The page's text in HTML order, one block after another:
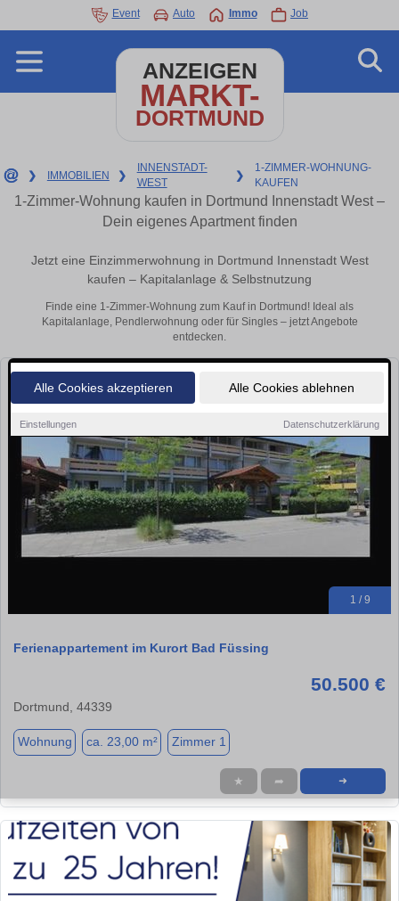
Alle Cookies akzeptieren Alle Cookies ablehnen
Einstellungen Datenschutzerklärung
Event Auto Immo Job
ANZEIGEN
MARKT-
DORTMUND
❯ IMMOBILIEN ❯
INNENSTADT-
WEST
❯
1-ZIMMER-WOHNUNG-
KAUFEN
1-Zimmer-Wohnung kaufen in Dortmund Innenstadt West –
Dein eigenes Apartment finden
Jetzt eine Einzimmerwohnung in Dortmund Innenstadt West
kaufen – Kapitalanlage & Selbstnutzung
Finde eine 1-Zimmer-Wohnung zum Kauf in Dortmund! Ideal als
Kapitalanlage, Pendlerwohnung oder für Singles – jetzt Angebote
entdecken.
1 / 9
Ferienappartement im Kurort Bad Füssing
50.500 €
Dortmund, 44339
Wohnung ca. 23,00 m² Zimmer 1
★ ➦ ➜